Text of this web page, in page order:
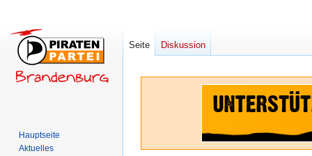
Seite Diskussion
Hauptseite
Aktuelles